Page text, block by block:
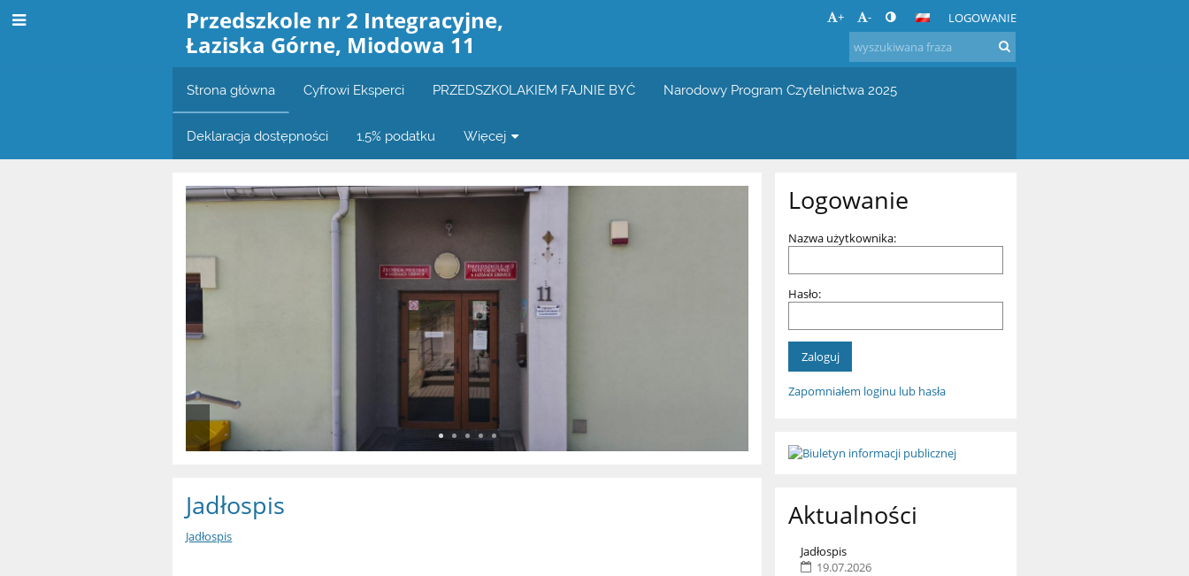
Przedszkole nr 2 Integracyjne,
Łaziska Górne, Miodowa 11
+ - LOGOWANIE
Strona główna Cyfrowi Eksperci PRZEDSZKOLAKIEM FAJNIE BYĆ Narodowy Program Czytelnictwa 2025
Deklaracja dostępności 1,5% podatku Więcej
Strona
Jadłospis
Jadłospis
Logowanie
Nazwa użytkownika:
Hasło:
Zapomniałem loginu lub hasła
Aktualności
Jadłospis
19.07.2026